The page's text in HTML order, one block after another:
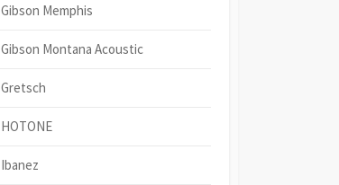
Gibson Memphis
Gibson Montana Acoustic
Gretsch
HOTONE
Ibanez